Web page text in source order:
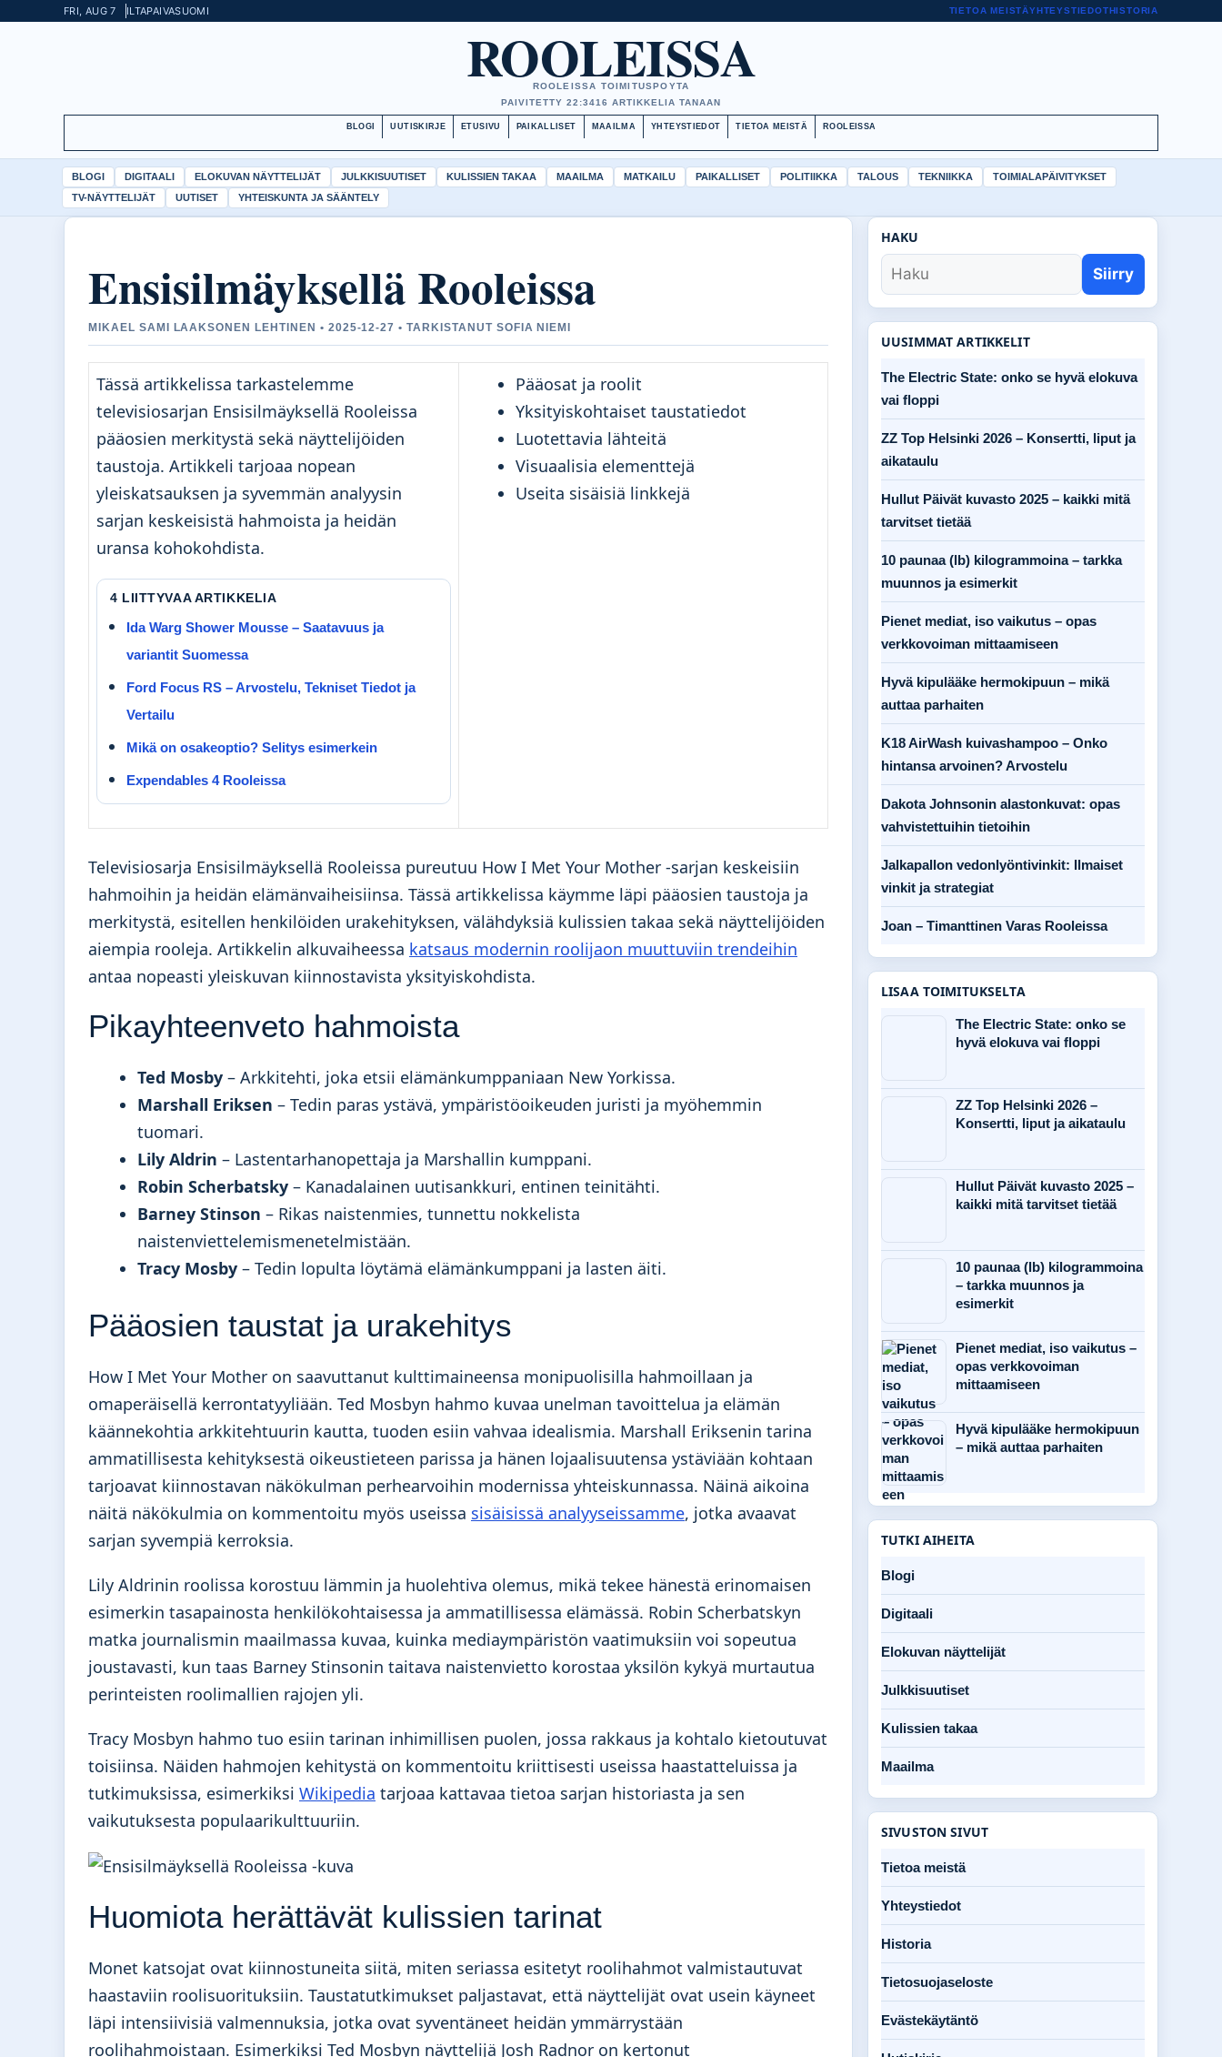
FRI, AUG 7 ILTAPAIVASUOMI TIETOA MEISTÄYHTEYSTIEDOTHISTORIA
ROOLEISSA
ROOLEISSA TOIMITUSPOYTA
PAIVITETTY 22:3416 ARTIKKELIA TANAAN
BLOGI UUTISKIRJE ETUSIVU PAIKALLISET MAAILMA YHTEYSTIEDOT TIETOA MEISTÄ ROOLEISSA
BLOGI DIGITAALI ELOKUVAN NÄYTTELIJÄT JULKKISUUTISET KULISSIEN TAKAA MAAILMA MATKAILU PAIKALLISET POLITIIKKA TALOUS TEKNIIKKA
TOIMIALAPÄIVITYKSET
TV-NÄYTTELIJÄT
UUTISET YHTEISKUNTA JA SÄÄNTELY
Ensisilmäyksellä Rooleissa
MIKAEL SAMI LAAKSONEN LEHTINEN • 2025-12-27 • TARKISTANUT SOFIA NIEMI
Tässä artikkelissa tarkastelemme
televisiosarjan Ensisilmäyksellä Rooleissa
pääosien merkitystä sekä näyttelijöiden
taustoja. Artikkeli tarjoaa nopean
yleiskatsauksen ja syvemmän analyysin
sarjan keskeisistä hahmoista ja heidän
uransa kohokohdista.
4 LIITTYVAA ARTIKKELIA
Ida Warg Shower Mousse – Saatavuus ja
variantit Suomessa
Ford Focus RS – Arvostelu, Tekniset Tiedot ja
Vertailu
Mikä on osakeoptio? Selitys esimerkein
Expendables 4 Rooleissa
Pääosat ja roolit
Yksityiskohtaiset taustatiedot
Luotettavia lähteitä
Visuaalisia elementtejä
Useita sisäisiä linkkejä
Televisiosarja Ensisilmäyksellä Rooleissa pureutuu How I Met Your Mother -sarjan keskeisiin
hahmoihin ja heidän elämänvaiheisiinsa. Tässä artikkelissa käymme läpi pääosien taustoja ja
merkitystä, esitellen henkilöiden urakehityksen, välähdyksiä kulissien takaa sekä näyttelijöiden
aiempia rooleja. Artikkelin alkuvaiheessa katsaus modernin roolijaon muuttuviin trendeihin
antaa nopeasti yleiskuvan kiinnostavista yksityiskohdista.
Pikayhteenveto hahmoista
Ted Mosby – Arkkitehti, joka etsii elämänkumppaniaan New Yorkissa.
Marshall Eriksen – Tedin paras ystävä, ympäristöoikeuden juristi ja myöhemmin
tuomari.
Lily Aldrin – Lastentarhanopettaja ja Marshallin kumppani.
Robin Scherbatsky – Kanadalainen uutisankkuri, entinen teinitähti.
Barney Stinson – Rikas naistenmies, tunnettu nokkelista
naistenviettelemismenetelmistään.
Tracy Mosby – Tedin lopulta löytämä elämänkumppani ja lasten äiti.
Pääosien taustat ja urakehitys
How I Met Your Mother on saavuttanut kulttimaineensa monipuolisilla hahmoillaan ja
omaperäisellä kerrontatyyliään. Ted Mosbyn hahmo kuvaa unelman tavoittelua ja elämän
käännekohtia arkkitehtuurin kautta, tuoden esiin vahvaa idealismia. Marshall Eriksenin tarina
ammatillisesta kehityksestä oikeustieteen parissa ja hänen lojaalisuutensa ystäviään kohtaan
tarjoavat kiinnostavan näkökulman perhearvoihin modernissa yhteiskunnassa. Näinä aikoina
näitä näkökulmia on kommentoitu myös useissa sisäisissä analyyseissamme, jotka avaavat
sarjan syvempiä kerroksia.
Lily Aldrinin roolissa korostuu lämmin ja huolehtiva olemus, mikä tekee hänestä erinomaisen
esimerkin tasapainosta henkilökohtaisessa ja ammatillisessa elämässä. Robin Scherbatskyn
matka journalismin maailmassa kuvaa, kuinka mediaympäristön vaatimuksiin voi sopeutua
joustavasti, kun taas Barney Stinsonin taitava naistenvietto korostaa yksilön kykyä murtautua
perinteisten roolimallien rajojen yli.
Tracy Mosbyn hahmo tuo esiin tarinan inhimillisen puolen, jossa rakkaus ja kohtalo kietoutuvat
toisiinsa. Näiden hahmojen kehitystä on kommentoitu kriittisesti useissa haastatteluissa ja
tutkimuksissa, esimerkiksi Wikipedia tarjoaa kattavaa tietoa sarjan historiasta ja sen
vaikutuksesta populaarikulttuuriin.
Huomiota herättävät kulissien tarinat
Monet katsojat ovat kiinnostuneita siitä, miten seriassa esitetyt roolihahmot valmistautuvat
haastaviin roolisuorituksiin. Taustatutkimukset paljastavat, että näyttelijät ovat usein käyneet
läpi intensiivisiä valmennuksia, jotka ovat syventäneet heidän ymmärrystään
roolihahmoistaan. Esimerkiksi Ted Mosbyn näyttelijä Josh Radnor on kertonut
HAKU
Siirry
UUSIMMAT ARTIKKELIT
The Electric State: onko se hyvä elokuva
vai floppi
ZZ Top Helsinki 2026 – Konsertti, liput ja
aikataulu
Hullut Päivät kuvasto 2025 – kaikki mitä
tarvitset tietää
10 paunaa (lb) kilogrammoina – tarkka
muunnos ja esimerkit
Pienet mediat, iso vaikutus – opas
verkkovoiman mittaamiseen
Hyvä kipulääke hermokipuun – mikä
auttaa parhaiten
K18 AirWash kuivashampoo – Onko
hintansa arvoinen? Arvostelu
Dakota Johnsonin alastonkuvat: opas
vahvistettuihin tietoihin
Jalkapallon vedonlyöntivinkit: Ilmaiset
vinkit ja strategiat
Joan – Timanttinen Varas Rooleissa
LISAA TOIMITUKSELTA
The Electric State: onko se
hyvä elokuva vai floppi
ZZ Top Helsinki 2026 –
Konsertti, liput ja aikataulu
Hullut Päivät kuvasto 2025 –
kaikki mitä tarvitset tietää
10 paunaa (lb) kilogrammoina
– tarkka muunnos ja
esimerkit
Pienet mediat, iso vaikutus –
opas verkkovoiman
mittaamiseen
Hyvä kipulääke hermokipuun
– mikä auttaa parhaiten
TUTKI AIHEITA
Blogi
Digitaali
Elokuvan näyttelijät
Julkkisuutiset
Kulissien takaa
Maailma
SIVUSTON SIVUT
Tietoa meistä
Yhteystiedot
Historia
Tietosuojaseloste
Evästekäytäntö